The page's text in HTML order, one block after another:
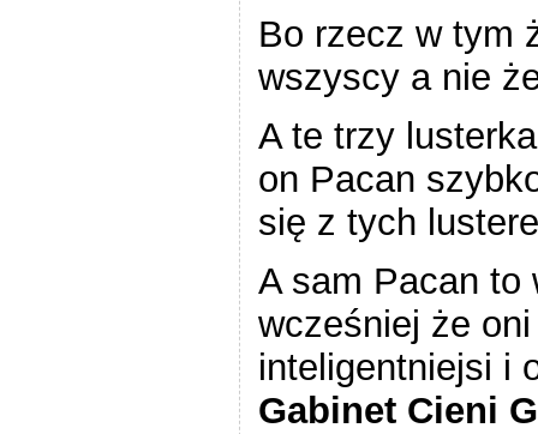
Bo rzecz w tym
wszyscy a nie
A te trzy
on Pacan
się z tych
A sam Pacan to
wcześniej że
inteligentniejsi i
Gabinet Cieni